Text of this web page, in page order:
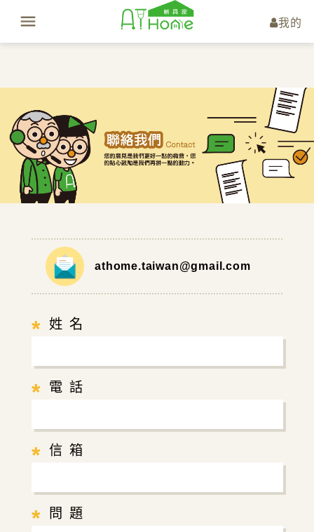
我的
athome.taiwan@gmail.com
* 姓 名
* 電 話
* 信 箱
* 問 題